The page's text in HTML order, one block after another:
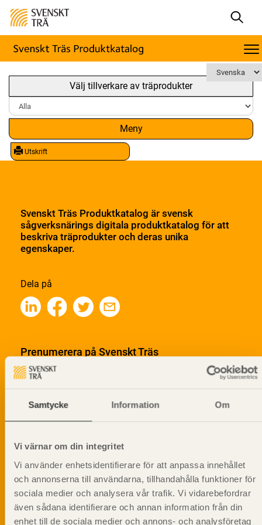
Samtycke Information Om
Vi värnar om din integritet
Vi använder enhetsidentifierare för att anpassa innehållet
och annonserna till användarna, tillhandahålla funktioner för
sociala medier och analysera vår trafik. Vi vidarebefordrar
även sådana identifierare och annan information från din
enhet till de sociala medier och annons- och analysföretag
Välj tillverkare av träprodukter
Meny
Utskrift
Svenskt Träs Produktkatalog är svensk
sågverksnärings digitala produktkatalog för att
beskriva träprodukter och deras unika
egenskaper.
Dela på
Prenumerera på Svenskt Träs
informationsutskick!